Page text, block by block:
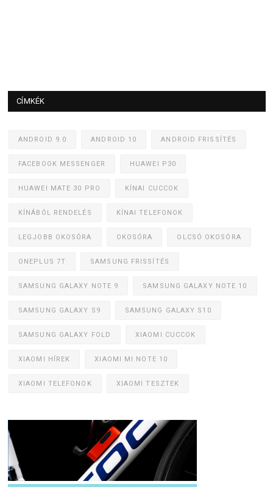
CÍMKÉK
ANDROID 9.0 ANDROID 10 ANDROID FRISSÍTÉS
FACEBOOK MESSENGER HUAWEI P30
HUAWEI MATE 30 PRO KÍNAI CUCCOK
KÍNÁBÓL RENDELÉS KÍNAI TELEFONOK
LEGJOBB OKOSÓRA OKOSÓRA OLCSÓ OKOSÓRA
ONEPLUS 7T SAMSUNG FRISSÍTÉS
SAMSUNG GALAXY NOTE 9 SAMSUNG GALAXY NOTE 10
SAMSUNG GALAXY S9 SAMSUNG GALAXY S10
SAMSUNG GALAXY FOLD XIAOMI CUCCOK
XIAOMI HÍREK XIAOMI MI NOTE 10
XIAOMI TELEFONOK XIAOMI TESZTEK